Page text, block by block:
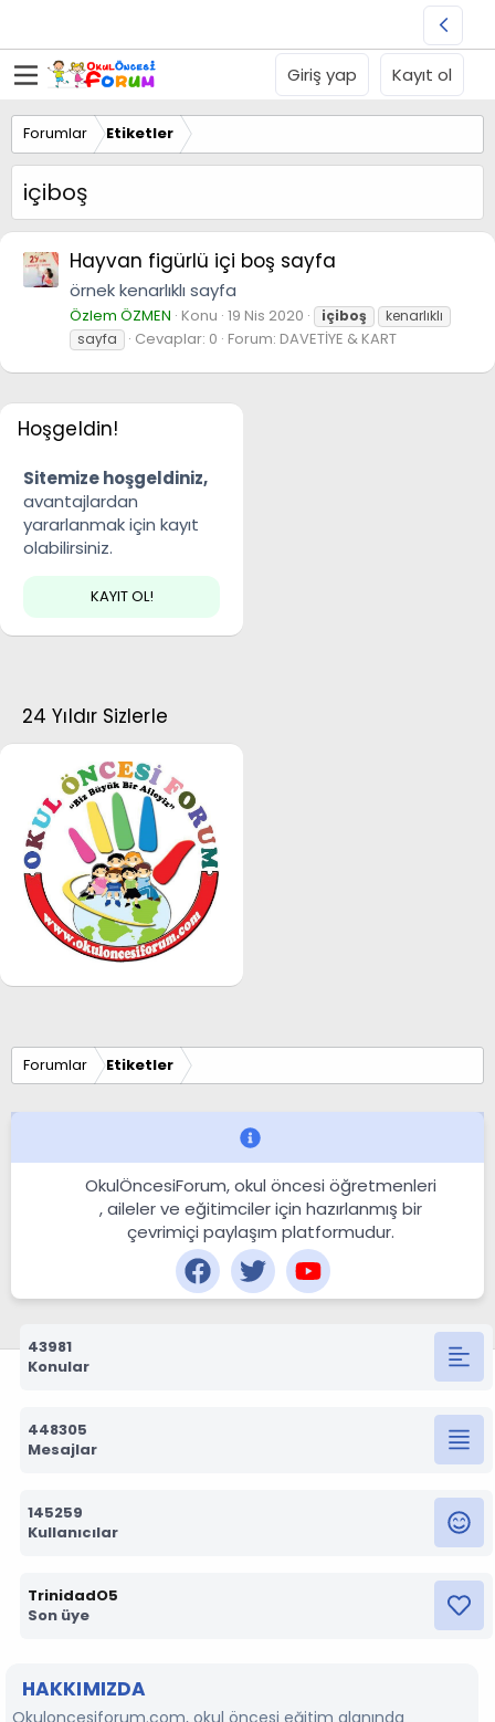
Giriş yap Kayıt ol
Forumlar Etiketler
içiboş
Hayvan figürlü içi boş sayfa
örnek kenarlıklı sayfa
Özlem ÖZMEN Konu 19 Nis 2020 içiboş
kenarlıklı
sayfa
Cevaplar: 0 Forum: DAVETİYE & KART
Hoşgeldin!
Sitemize hoşgeldiniz,
avantajlardan
yararlanmak için kayıt
olabilirsiniz.
KAYIT OL!
24 Yıldır Sizlerle
Forumlar Etiketler
OkulÖncesiForum, okul öncesi öğretmenleri
, aileler ve eğitimciler için hazırlanmış bir
çevrimiçi paylaşım platformudur.
43981
Konular
448305
Mesajlar
145259
Kullanıcılar
TrinidadO5
Son üye
HAKKIMIZDA
Okuloncesiforum.com, okul öncesi eğitim alanında